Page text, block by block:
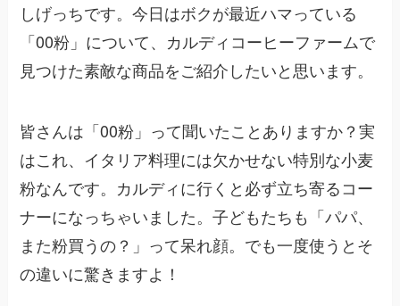
しげっちです。今日はボクが最近ハマっている
「00粉」について、カルディコーヒーファームで
見つけた素敵な商品をご紹介したいと思います。
皆さんは「00粉」って聞いたことありますか？実
はこれ、イタリア料理には欠かせない特別な小麦
粉なんです。カルディに行くと必ず立ち寄るコー
ナーになっちゃいました。子どもたちも「パパ、
また粉買うの？」って呆れ顔。でも一度使うとそ
の違いに驚きますよ！